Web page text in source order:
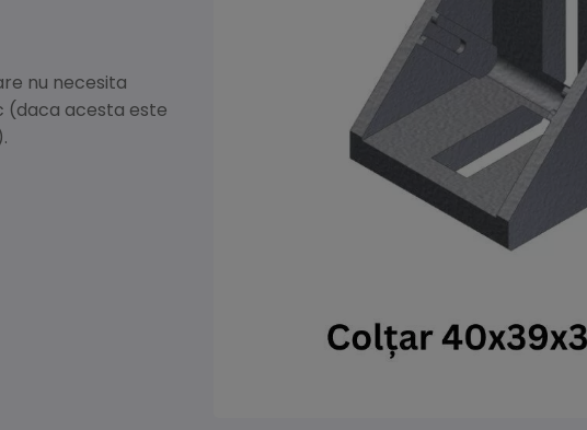
nu necesita
(daca acesta este